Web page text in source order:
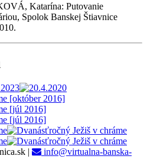
Katarína: Putovanie
Spolok Banskej Štiavnice
|
info@virtualna-banska-